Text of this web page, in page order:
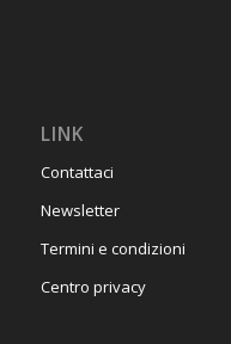
LINK
Contattaci
Newsletter
Termini e condizioni
Centro privacy